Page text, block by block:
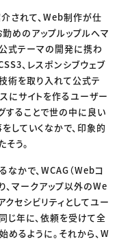
されて、Web制作が仕
めのアップルップルへマ
式テーマの開発に携わ
、レスポンシブウェブ
術を取り入れて公式テ
にサイトを作るユーザー
することで世の中に良い
していくなかで、印象的
う。
なかで、WCAG（Webコ
、マークアップ以外のWe
セシビリティとしてユー
じ年に、依頼を受けて全
めるように。それから、W